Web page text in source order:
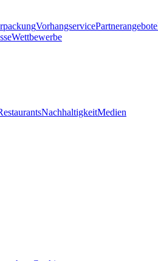
VorhangservicePartnerangebote
Wettbewerbe
NachhaltigkeitMedien